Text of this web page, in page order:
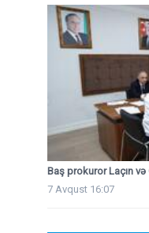
Baş prokuror Laçın
7 Avqust 16:07